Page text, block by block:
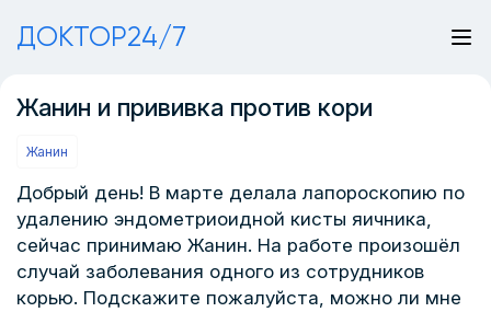
ДОКТОР24/7
Жанин и прививка против кори
Жанин
Добрый день! В марте делала лапороскопию по
удалению эндометриоидной кисты яичника,
сейчас принимаю Жанин. На работе произошёл
случай заболевания одного из сотрудников
корью. Подскажите пожалуйста, можно ли мне